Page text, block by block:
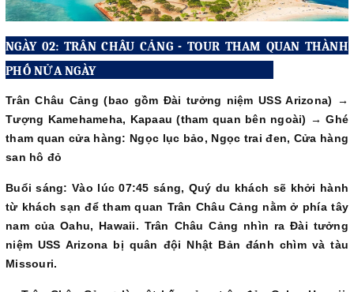
NGÀY 02: TRÂN CHÂU CẢNG - TOUR THAM QUAN THÀNH
PHỐ NỬA NGÀY
Trân Châu Cảng (bao gồm Đài tưởng niệm USS Arizona) →
Tượng Kamehameha, Kapaau (tham quan bên ngoài) → Ghé
tham quan cửa hàng: Ngọc lục bảo, Ngọc trai đen, Cửa hàng
san hô đỏ
Buổi sáng: Vào lúc 07:45 sáng, Quý du khách sẽ khởi hành
từ khách sạn để tham quan Trân Châu Cảng nằm ở phía tây
nam của Oahu, Hawaii. Trân Châu Cảng nhìn ra Đài tưởng
niệm USS Arizona bị quân đội Nhật Bản đánh chìm và tàu
Missouri.